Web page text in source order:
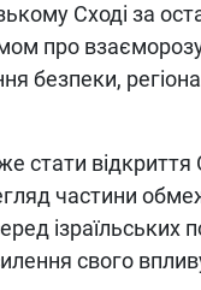
Сході за
про
безпеки,
стати
частини
ізраїльських
свого впливу